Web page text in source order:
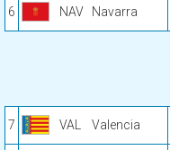
6 NAV Navarra
7 VAL Valencia